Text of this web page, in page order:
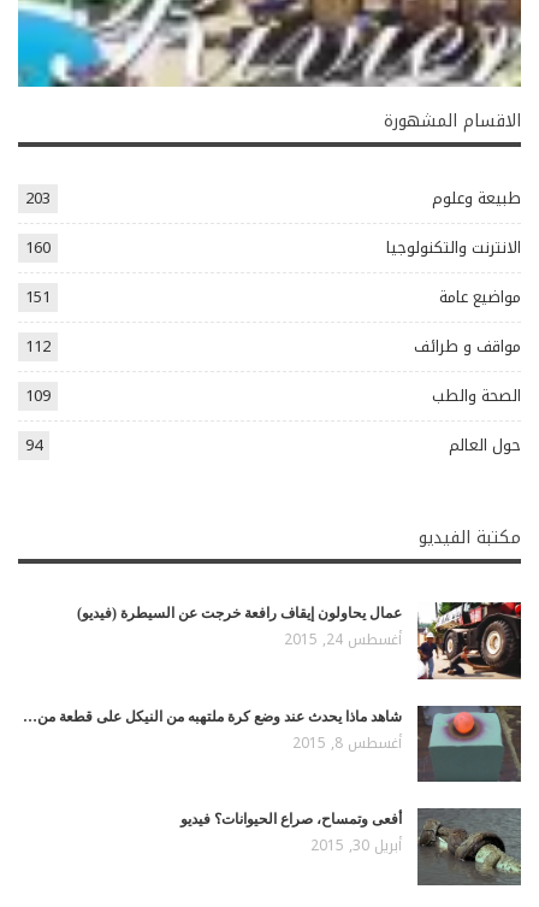
الاقسام المشهورة
طبيعة وعلوم
203
الانترنت والتكنولوجيا
160
مواضيع عامة
151
مواقف و طرائف
112
الصحة والطب
109
حول العالم
94
مكتبة الفيديو
عمال يحاولون إيقاف رافعة خرجت عن السيطرة (فيديو)
أغسطس 24, 2015
شاهد ماذا يحدث عند وضع كرة ملتهبه من النيكل على قطعة من…
أغسطس 8, 2015
أفعى وتمساح، صراع الحيوانات؟ فيديو
أبريل 30, 2015